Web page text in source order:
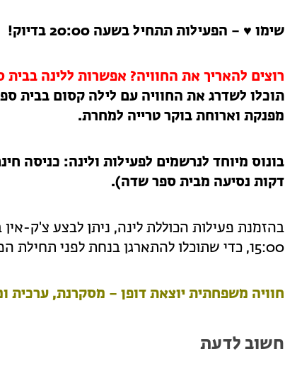
שימו ♥️ – הפעילות תתחיל בשעה 20:00 בדיוק!
רוצים להאריך את החוויה? אפשרות ללינה
תוכלו לשדרג את החוויה עם לילה קסום בבית
מפנקת וארוחת בוקר טרייה למחרת.
דקות נסיעה מבית ספר שדה).
בהזמנת פעילות הכוללת לינה, ניתן לבצע צ'ק-
15:00, כדי שתוכלו להתארגן בנחת לפני תחילת הפעילות.
חוויה משפחתית יוצאת דופן – מסקרנת, ערכית
חשוב לדעת